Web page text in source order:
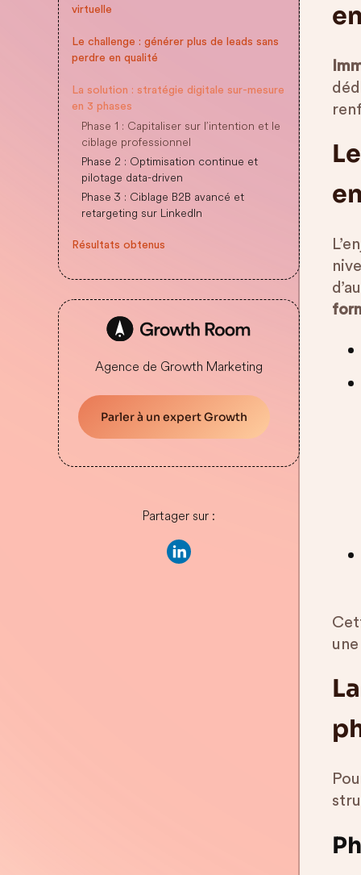
virtuelle
Le challenge : générer plus de leads sans
perdre en qualité
La solution : stratégie digitale sur-mesure
en 3 phases
Phase 1 : Capitaliser sur l’intention et le
ciblage professionnel
Phase 2 : Optimisation continue et
pilotage data-driven
Phase 3 : Ciblage B2B avancé et
retargeting sur LinkedIn
Résultats obtenus
Agence de Growth Marketing
Parler à un expert Growth
Partager sur :